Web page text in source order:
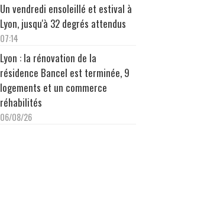
Un vendredi ensoleillé et estival à
Lyon, jusqu'à 32 degrés attendus
07:14
Lyon : la rénovation de la
résidence Bancel est terminée, 9
logements et un commerce
réhabilités
06/08/26